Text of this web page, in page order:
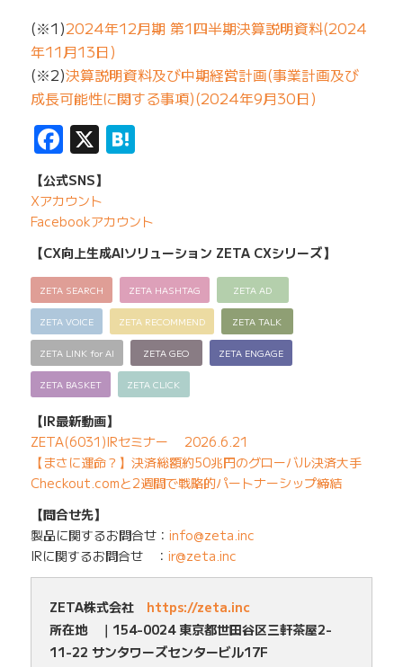
(※1)2024年12月期 第1四半期決算説明資料(2024
年11月13日)
(※2)決算説明資料及び中期経営計画(事業計画及び
成長可能性に関する事項)(2024年9月30日)
Facebook
X Hatena
【公式SNS】
Xアカウント
Facebookアカウント
【CX向上生成AIソリューション ZETA CXシリーズ】
ZETA SEARCH ZETA HASHTAG ZETA AD
ZETA VOICE ZETA RECOMMEND ZETA TALK
ZETA LINK for AI ZETA GEO ZETA ENGAGE
ZETA BASKET ZETA CLICK
【IR最新動画】
ZETA(6031)IRセミナー 2026.6.21
【まさに運命？】決済総額約50兆円のグローバル決済大手
Checkout.comと2週間で戦略的パートナーシップ締結
【問合せ先】
製品に関するお問合せ： info@zeta.inc
IRに関するお問合せ ： ir@zeta.inc
ZETA株式会社 https://zeta.inc
所在地 ｜154-0024 東京都世田谷区三軒茶屋2-
11-22 サンタワーズセンタービル17F